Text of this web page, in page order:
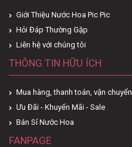
Giới Thiệu Nước Hoa Pic Pic
Hỏi Đáp Thường Gặp
Liên hệ với chúng tôi
THÔNG TIN HỮU ÍCH
Mua hàng, thanh toán, vận chuyển
Ưu Đãi - Khuyến Mãi - Sale
Bán Sỉ Nước Hoa
FANPAGE